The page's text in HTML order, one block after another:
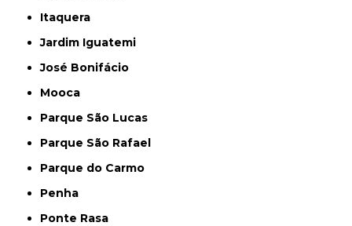
Itaquera
Jardim Iguatemi
José Bonifácio
Mooca
Parque São Lucas
Parque São Rafael
Parque do Carmo
Penha
Ponte Rasa